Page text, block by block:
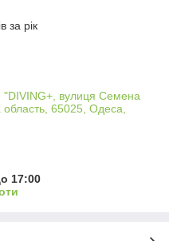
за рік
вулиця Семена
65025, Одеса,
17:00